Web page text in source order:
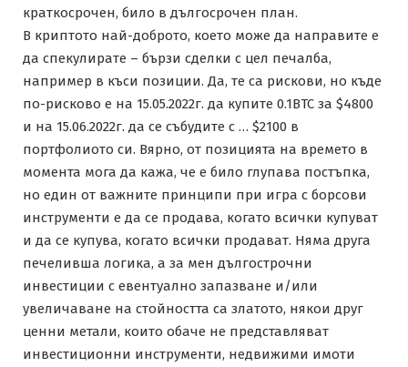
краткосрочен, било в дългосрочен план.
В криптото най-доброто, което може да направите е
да спекулирате – бързи сделки с цел печалба,
например в къси позиции. Да, те са рискови, но къде
по-рисково е на 15.05.2022г. да купите 0.1BTC за $4800
и на 15.06.2022г. да се събудите с … $2100 в
портфолиото си. Вярно, от позицията на времето в
момента мога да кажа, че е било глупава постъпка,
но един от важните принципи при игра с борсови
инструменти е да се продава, когато всички купуват
и да се купува, когато всички продават. Няма друга
печеливша логика, a за мен дългострочни
инвестиции с евентуално запазване и/или
увеличаване на стойността са златото, някои друг
ценни метали, които обаче не представляват
инвестиционни инструменти, недвижими имоти